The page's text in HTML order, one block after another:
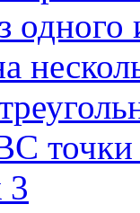
одного
точки
3